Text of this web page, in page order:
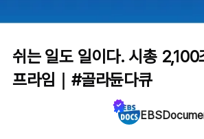
쉬는 일도 일이다. 시총
프라임｜#골라듄다큐